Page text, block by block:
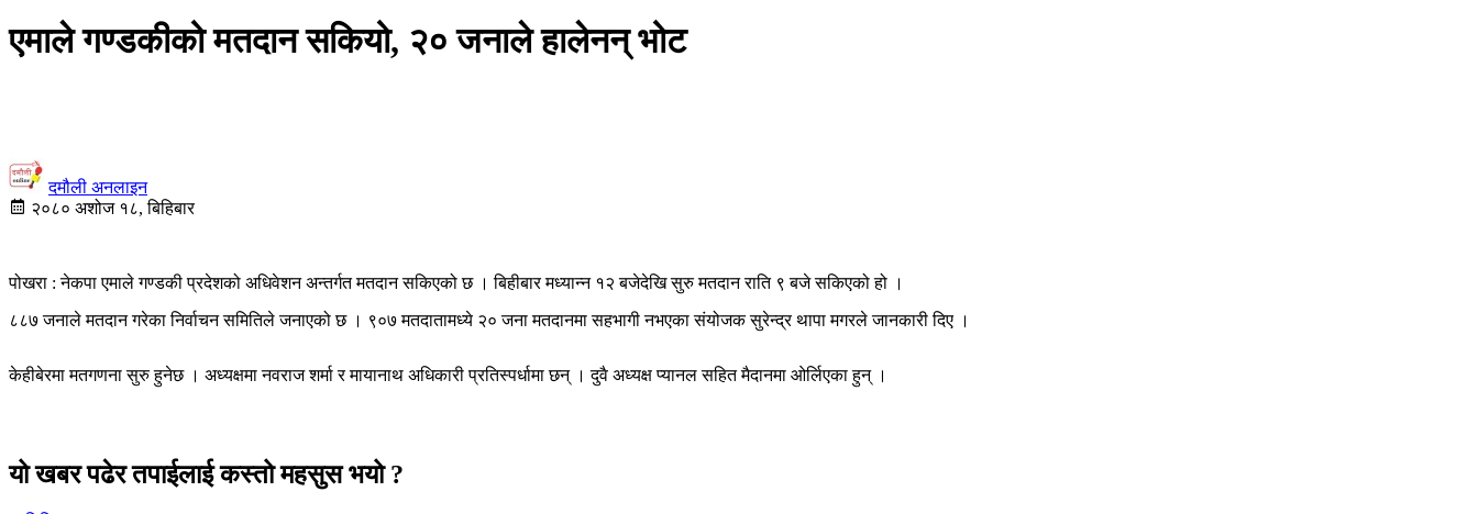
एमाले गण्डकीको मतदान सकियो, २० जनाले हालेनन् भोट
दमौली अनलाइन
२०८० अशोज १८, बिहिबार
पोखरा : नेकपा एमाले गण्डकी प्रदेशको अधिवेशन अन्तर्गत मतदान सकिएको छ । बिहीबार मध्यान्न १२ बजेदेखि सुरु मतदान राति ९ बजे सकिएको हो ।
८८७ जनाले मतदान गरेका निर्वाचन समितिले जनाएको छ । ९०७ मतदातामध्ये २० जना मतदानमा सहभागी नभएका संयोजक सुरेन्द्र थापा मगरले जानकारी दिए ।
केहीबेरमा मतगणना सुरु हुनेछ । अध्यक्षमा नवराज शर्मा र मायानाथ अधिकारी प्रतिस्पर्धामा छन् । दुवै अध्यक्ष प्यानल सहित मैदानमा ओर्लिएका हुन् ।
यो खबर पढेर तपाईलाई कस्तो महसुस भयो ?